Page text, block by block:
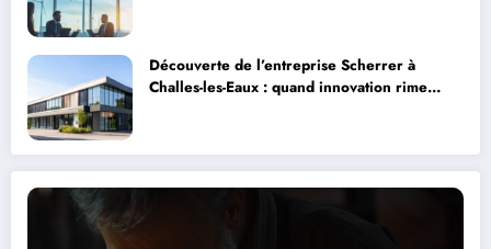
Découverte de l’entreprise Scherrer à
Challes-les-Eaux : quand innovation rime